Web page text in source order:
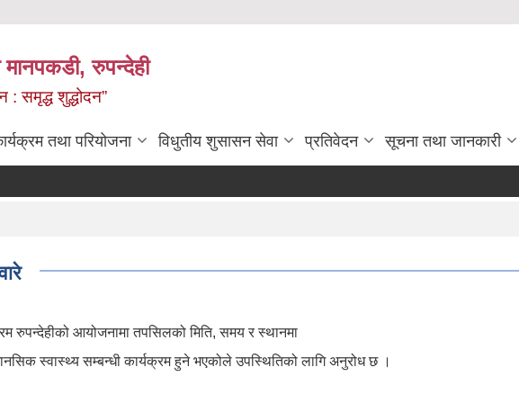
मानपकडी, रुपन्देही
: समृद्ध शुद्धोदन”
तथा परियोजना विधुतीय शुसासन सेवा प्रतिवेदन सूचना तथा जानकारी
रुपन्देहीको आयोजनामा तपसिलको मिति, समय र स्थानमा
स्वास्थ्य सम्बन्धी कार्यक्रम हुने भएकोले उपस्थितिको लागि अनुरोध छ ।